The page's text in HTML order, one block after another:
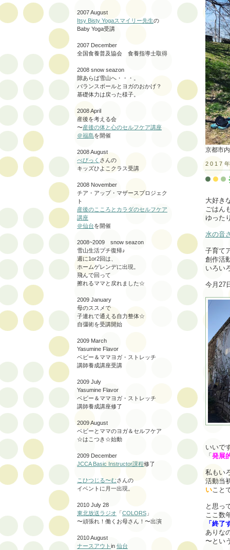
京都市
2017
大好き
ごはん
ゆった
水の音
子育て
創作活
いろい
今月27
いいで
「発展
私もい
活動当
い こと
と思っ
ここ数
「終
ありな
〜とい
2007 August
Itsy Bisty Yogaスマイリー先生の
Baby Yoga受講
2007 December
全国食養普及協会 食養指導士取得
2008 snow seazon
隙あらば雪山へ・・・。
バランスボールとヨガのおかげ？
基礎体力は戻った様子。
2008 April
産後を考える会
〜産後の体と心のセルフケア講座
＠福島を開催
2008 August
べびっく さんの
キッズひよこクラス受講
2008 November
チア・アップ・マザースプロジェク
ト
産後のこころとカラダのセルフケア
講座
＠仙台を開催
2008~2009 snow seazon
雪山生活プチ復帰♪
週に1or2回は、
ホームゲレンデに出現。
飛んで回って
擦れるママと戻れました☆
2009 January
母のススメで
子連れで通える自力整体☆
自彊術を受講開始
2009 March
Yasumine Flavor
ベビー＆ママヨガ・ストレッチ
講師養成講座受講
2009 July
Yasumine Flavor
ベビー＆ママヨガ・ストレッチ
講師養成講座修了
2009 August
ベビーとママのヨガ＆セルフケア
☆はこつき☆始動
2009 December
JCCA Basic Instructor課程修了
こひつじる〜むさんの
イベントに月一出現。
2010 July 28
東北放送ラジオ 「COLORS 」
〜頑張れ！働くお母さん！〜出演
2010 August
ナースアウトin 仙台